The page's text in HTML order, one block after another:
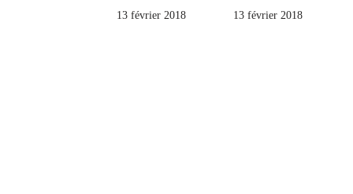
13 février 2018 13 février 2018